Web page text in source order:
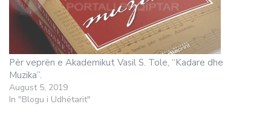
Për veprën e Akademikut Vasil S. Tole, “Kadare dhe
Muzika”.
August 5, 2019
In "Blogu i Udhëtarit"